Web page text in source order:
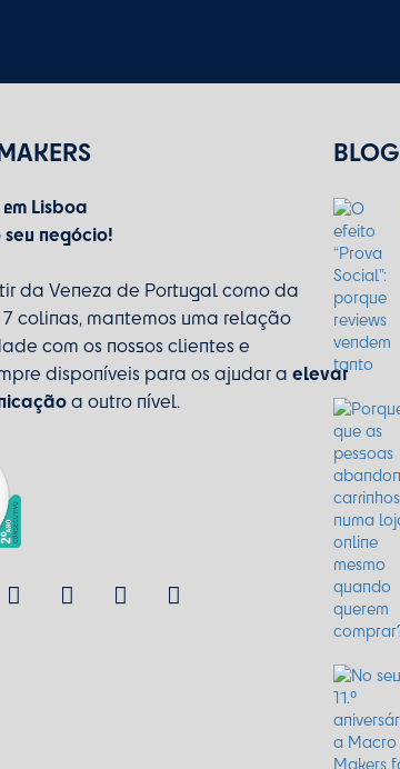
Lisboa
negócio!
da Veneza de Portugal como da
colinas, mantemos uma relação
com os nossos clientes e
disponíveis para os ajudar a elevar
a outro nível.
BLOG